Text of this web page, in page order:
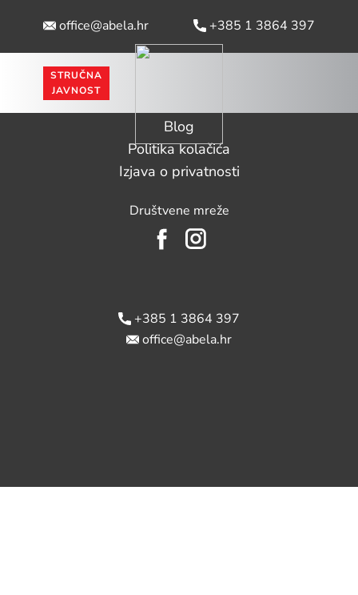
​ +385 1 3864 397
office@abela.hr
PROIZVODI
STRUČNA
JAVNOST
Probiotic Excellence Center
Blog
Politika kolačića
Izjava o privatnosti
Društvene mreže
​ +385 1 3864 397
office@abela.hr